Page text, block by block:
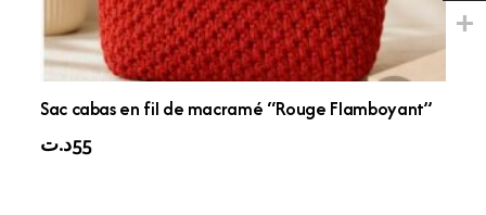
Sac cabas en fil de macramé “Rouge Flamboyant”
55د.ت